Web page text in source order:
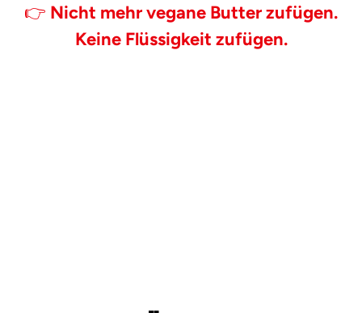
👉 Nicht mehr vegane Butter zufügen.
Keine Flüssigkeit zufügen.